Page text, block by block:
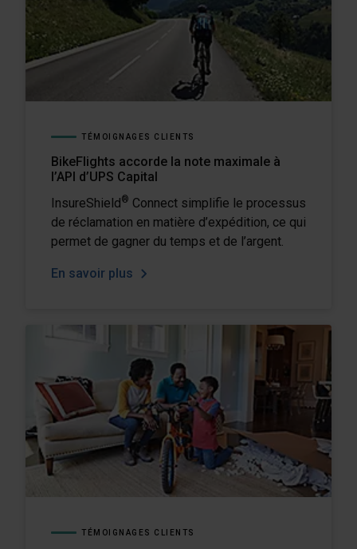
TÉMOIGNAGES CLIENTS
BikeFlights accorde la note maximale à
l’API d’UPS Capital
InsureShield® Connect simplifie le processus
de réclamation en matière d’expédition, ce qui
permet de gagner du temps et de l’argent.
En savoir plus
TÉMOIGNAGES CLIENTS